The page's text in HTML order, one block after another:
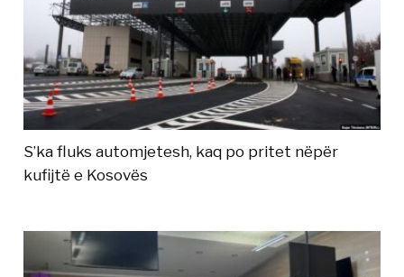
S’ka fluks automjetesh, kaq po pritet nëpër
kufijtë e Kosovës